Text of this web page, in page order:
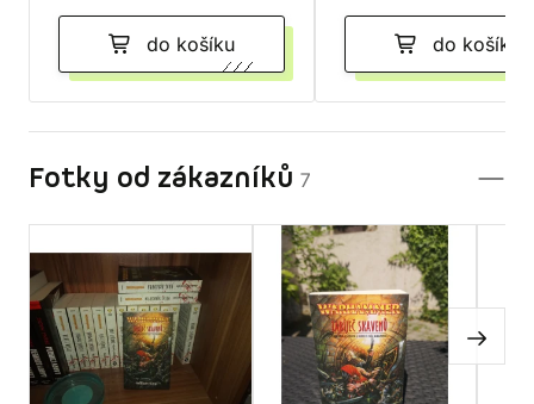
do košíku do košíku
Fotky od zákazníků 7